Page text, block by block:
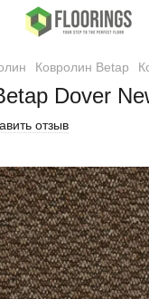
Ковролин Betap
Dover
отзыв